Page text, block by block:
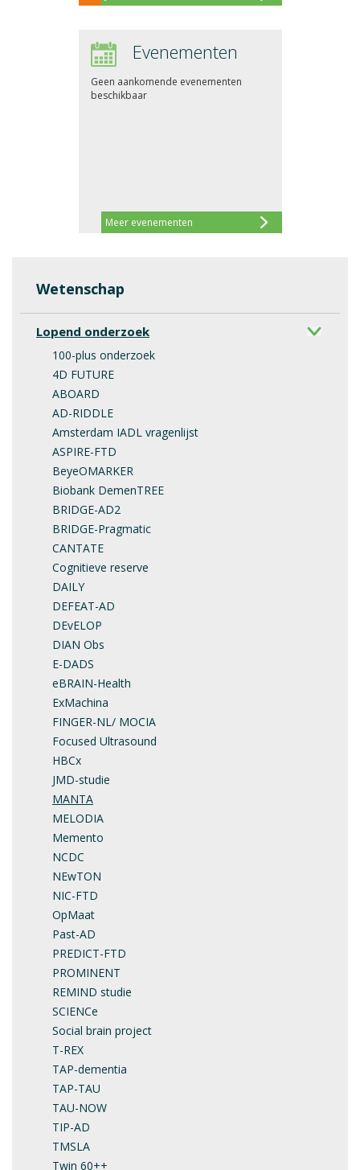
Wetenschap
Lopend onderzoek
100-plus onderzoek
4D FUTURE
ABOARD
AD-RIDDLE
Amsterdam IADL vragenlijst
ASPIRE-FTD
BeyeOMARKER
Biobank DemenTREE
BRIDGE-AD2
BRIDGE-Pragmatic
CANTATE
Cognitieve reserve
DAILY
DEFEAT-AD
DEvELOP
DIAN Obs
E-DADS
eBRAIN-Health
ExMachina
FINGER-NL/ MOCIA
Focused Ultrasound
HBCx
JMD-studie
MANTA
MELODIA
Memento
NCDC
NEwTON
NIC-FTD
OpMaat
Past-AD
PREDICT-FTD
PROMINENT
REMIND studie
SCIENCe
Social brain project
T-REX
TAP-dementia
TAP-TAU
TAU-NOW
TIP-AD
TMSLA
Twin 60++
Evenementen
Meer evenementen
Geen aankomende evenementen
beschikbaar